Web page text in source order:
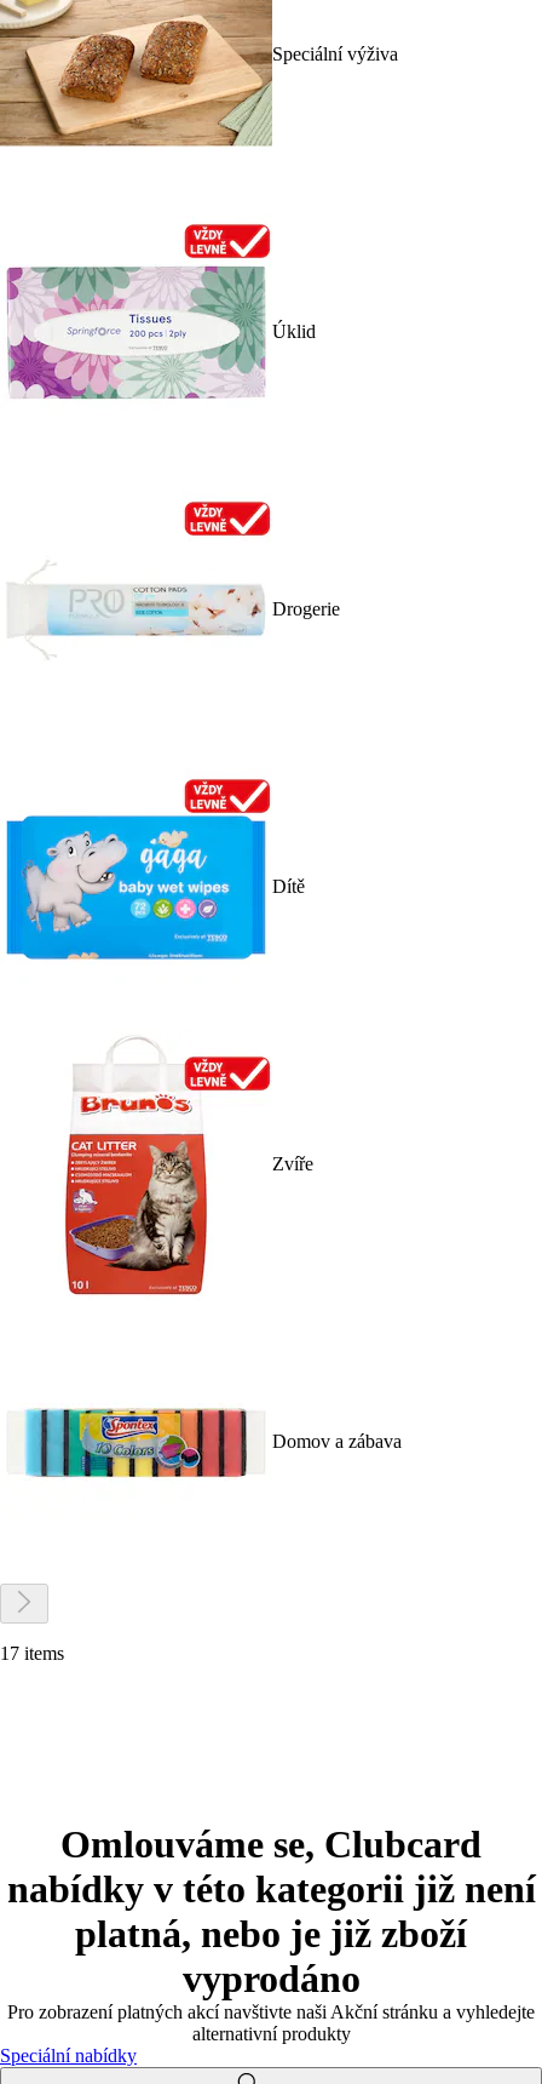
Speciální výživa
Úklid
Drogerie
Dítě
Zvíře
Domov a zábava
17 items
Omlouváme se, Clubcard
nabídky v této kategorii již není
platná, nebo je již zboží
vyprodáno
Pro zobrazení platných akcí navštivte naši Akční stránku a vyhledejte
alternativní produkty
Speciální nabídky